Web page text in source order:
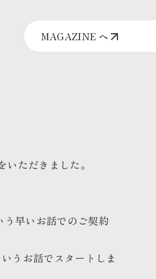
MAGAZINE へ
ただきました。
早いお話でのご契約
うお話でスタートしま